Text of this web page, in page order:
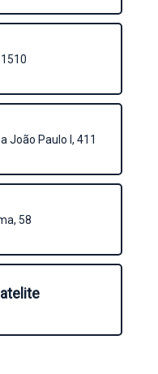
João Paulo I, 411
58